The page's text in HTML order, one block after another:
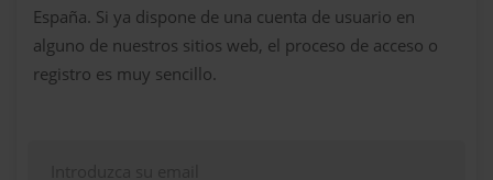
España. Si ya dispone de una cuenta de usuario en
alguno de nuestros sitios web, el proceso de acceso o
registro es muy sencillo.